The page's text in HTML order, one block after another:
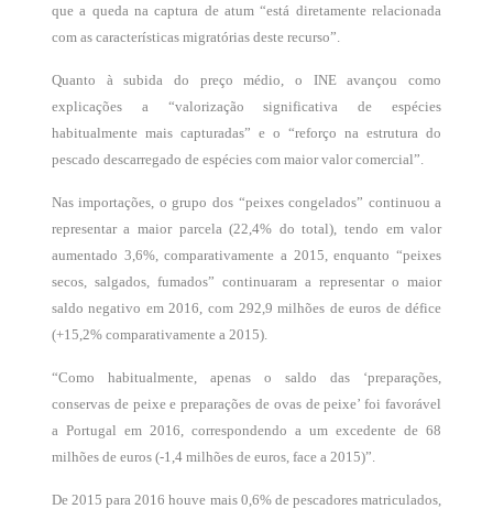
que a queda na captura de atum “está diretamente relacionada
com as características migratórias deste recurso”.
Quanto à subida do preço médio, o INE avançou como
explicações a “valorização significativa de espécies
habitualmente mais capturadas” e o “reforço na estrutura do
pescado descarregado de espécies com maior valor comercial”.
Nas importações, o grupo dos “peixes congelados” continuou a
representar a maior parcela (22,4% do total), tendo em valor
aumentado 3,6%, comparativamente a 2015, enquanto “peixes
secos, salgados, fumados” continuaram a representar o maior
saldo negativo em 2016, com 292,9 milhões de euros de défice
(+15,2% comparativamente a 2015).
“Como habitualmente, apenas o saldo das ‘preparações,
conservas de peixe e preparações de ovas de peixe’ foi favorável
a Portugal em 2016, correspondendo a um excedente de 68
milhões de euros (-1,4 milhões de euros, face a 2015)”.
De 2015 para 2016 houve mais 0,6% de pescadores matriculados,